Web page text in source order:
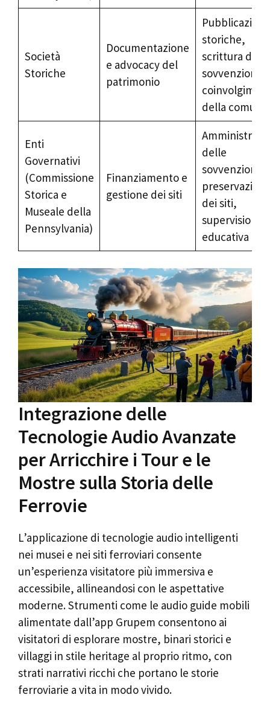
Società
Storiche
Documentazione
e advocacy del
patrimonio
Pubblicazioni
storiche,
scrittura di
sovvenzioni,
della
Enti
Governativi
(Commissione
Storica e
Museale della
Pennsylvania)
Finanziamento e
gestione dei siti
delle
sovvenzioni,
dei siti,
supervisione
educativa
Integrazione delle
Tecnologie Audio Avanzate
per Arricchire i Tour e le
Mostre sulla Storia delle
Ferrovie
L’applicazione di tecnologie audio intelligenti
nei musei e nei siti ferroviari consente
un’esperienza visitatore più immersiva e
accessibile, allineandosi con le aspettative
moderne. Strumenti come le audio guide mobili
alimentate dall’app Grupem consentono ai
visitatori di esplorare mostre, binari storici e
villaggi in stile heritage al proprio ritmo, con
strati narrativi ricchi che portano le storie
ferroviarie a vita in modo vivido.